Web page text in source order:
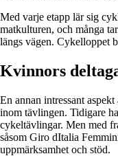
Med varje etapp lär sig
matkulturen, och många
längs vägen. Cykelloppet
Kvinnors
En annan intressant
inom tävlingen. Tidigare
cykeltävlingar. Men med
såsom Giro dItalia
uppmärksamhet och stöd.